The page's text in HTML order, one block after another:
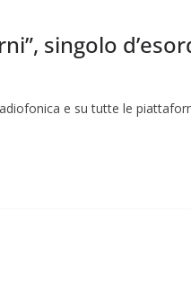
singolo
e su tutte le